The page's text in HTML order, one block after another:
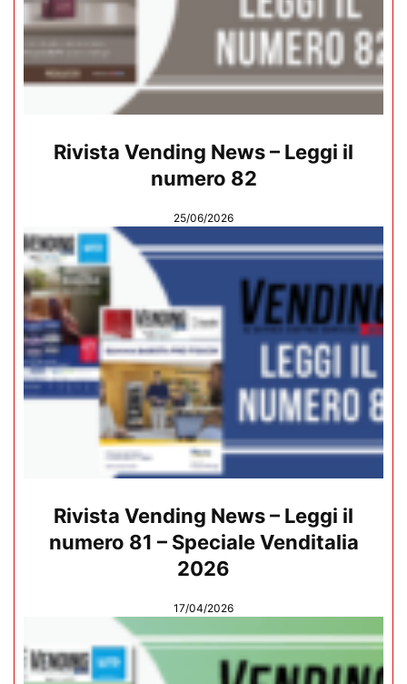
Rivista Vending News – Leggi il
numero 82
25/06/2026
Rivista Vending News – Leggi il
numero 81 – Speciale Venditalia
2026
17/04/2026